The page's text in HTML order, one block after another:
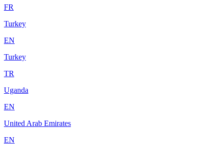
FR
Turkey
EN
Turkey
TR
Uganda
EN
United Arab Emirates
EN